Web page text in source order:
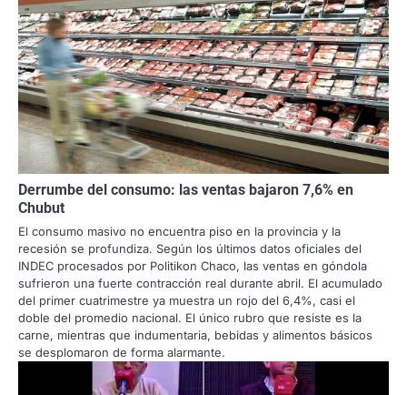
Derrumbe del consumo: las ventas bajaron 7,6% en
Chubut
El consumo masivo no encuentra piso en la provincia y la
recesión se profundiza. Según los últimos datos oficiales del
INDEC procesados por Politikon Chaco, las ventas en góndola
sufrieron una fuerte contracción real durante abril. El acumulado
del primer cuatrimestre ya muestra un rojo del 6,4%, casi el
doble del promedio nacional. El único rubro que resiste es la
carne, mientras que indumentaria, bebidas y alimentos básicos
se desplomaron de forma alarmante.